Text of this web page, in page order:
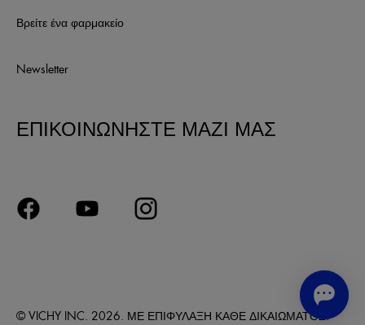
Βρείτε ένα φαρμακείο
Newsletter
ΕΠΙΚΟΙΝΩΝΗΣΤΕ ΜΑΖΙ ΜΑΣ
© VICHY INC. 2026. ΜΕ ΕΠΙΦΥΛΑΞΗ ΚΑΘΕ ΔΙΚΑΙΩΜΑΤΟΣ.